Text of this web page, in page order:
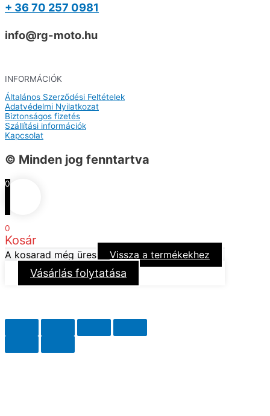
+ 36 70 257 0981
info@rg-moto.hu
INFORMÁCIÓK
Általános Szerződési Feltételek
Adatvédelmi Nyilatkozat
Biztonságos fizetés
Szállítási információk
Kapcsolat
© Minden jog fenntartva
0
0
Kosár
A kosarad még üres Vissza a termékekhez
Vásárlás folytatása